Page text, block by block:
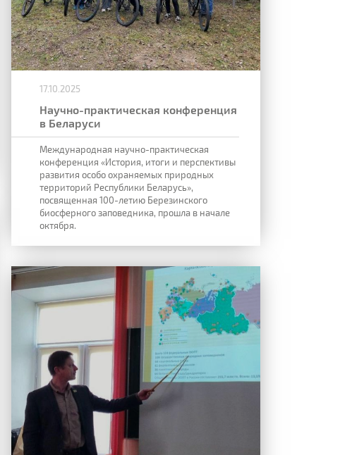
17.10.2025
Научно-практическая конференция
в Беларуси
Международная научно-практическая
конференция «История, итоги и перспективы
развития особо охраняемых природных
территорий Республики Беларусь»,
посвященная 100-летию Березинского
биосферного заповедника, прошла в начале
октября.